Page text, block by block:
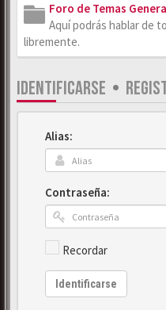
Foro de Temas
Aquí podrás hablar de
libremente.
IDENTIFICARSE •
Alias:
Contraseña:
Recordar
Identificarse